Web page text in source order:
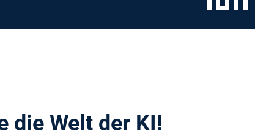
die Welt der KI!